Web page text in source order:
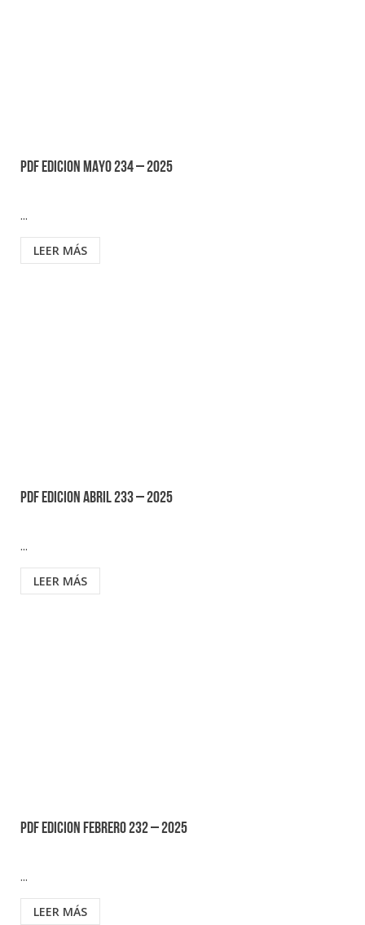
PDF EDICION MAYO 234 – 2025
...
LEER MÁS
PDF EDICION ABRIL 233 – 2025
...
LEER MÁS
PDF EDICION FEBRERO 232 – 2025
...
LEER MÁS